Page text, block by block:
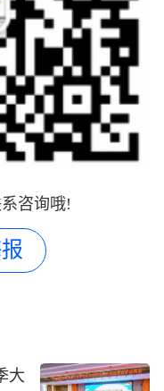
咨询哦!
大